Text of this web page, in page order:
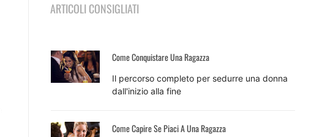
ARTICOLI CONSIGLIATI
Come Conquistare Una Ragazza
Il percorso completo per sedurre una donna
dall'inizio alla fine
Come Capire Se Piaci A Una Ragazza